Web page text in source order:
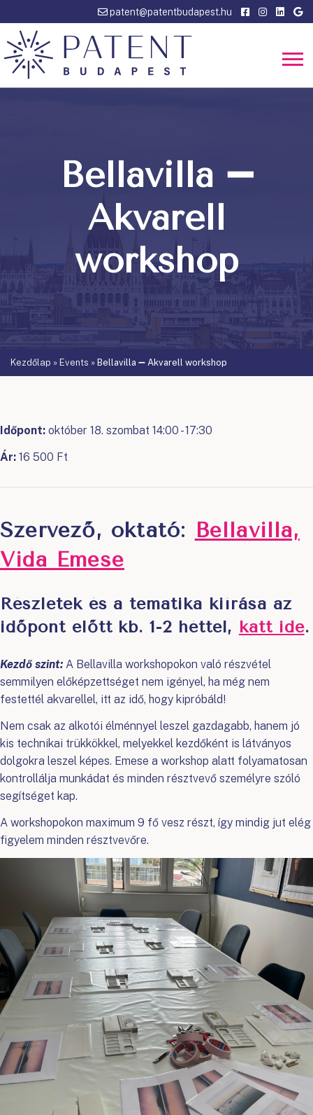
patent@patentbudapest.hu
Bellavilla ➖
Akvarell
workshop
Kezdőlap » Events » Bellavilla ➖ Akvarell workshop
Időpont: október 18. szombat 14:00 - 17:30
Ár: 16 500 Ft
Szervező, oktató: Bellavilla,
Vida Emese
Részletek és a tematika kiírása az
időpont előtt kb. 1-2 héttel, katt ide.
Kezdő szint: A Bellavilla workshopokon való részvétel
semmilyen előképzettséget nem igényel, ha még nem
festettél akvarellel, itt az idő, hogy kipróbáld!
Nem csak az alkotói élménnyel leszel gazdagabb, hanem jó
kis technikai trükkökkel, melyekkel kezdőként is látványos
dolgokra leszel képes. Emese a workshop alatt folyamatosan
kontrollálja munkádat és minden résztvevő személyre szóló
segítséget kap.
A workshopokon maximum 9 fő vesz részt, így mindig jut elég
figyelem minden résztvevőre.